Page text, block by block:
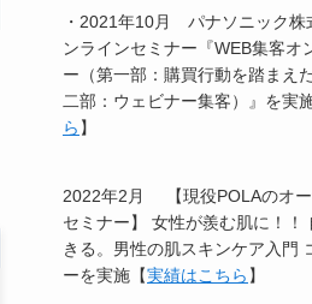
・2021年10月 パナソニック株
ンラインセミナー『WEB集客オ
ー（第一部：購買行動を踏ま
二部：ウェビナー集客）』を実
ら 】
2022年2月 【現役POLAのオー
セミナー】 女性が羨む肌に！！
きる。男性の肌スキンケア入門
ーを実施【実績はこちら 】